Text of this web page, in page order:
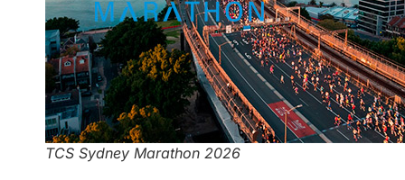
TCS Sydney Marathon 2026